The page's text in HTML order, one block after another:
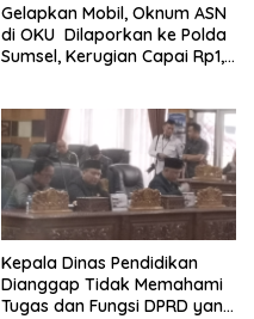
Gelapkan Mobil, Oknum ASN
di OKU Dilaporkan ke Polda
Sumsel, Kerugian Capai Rp1,2
Kepala Dinas Pendidikan
Dianggap Tidak Memahami
Tugas dan Fungsi DPRD yang